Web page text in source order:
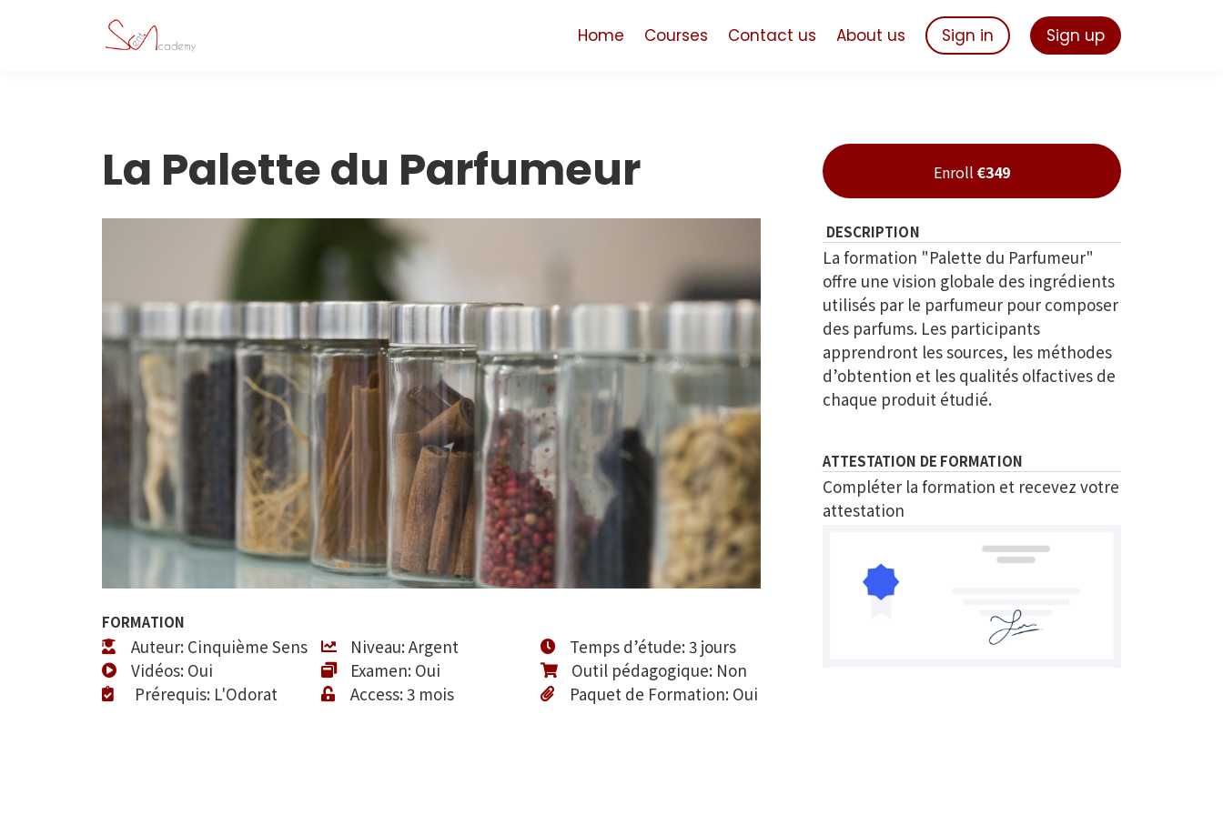
Home Courses Contact us About us Sign in Sign up
La Palette du Parfumeur
FORMATION
Auteur: Cinquième Sens Niveau: Argent
Temps d’étude: 3 jours
Vidéos: Oui
Examen: Oui
Outil pédagogique: Non
Prérequis: L'Odorat
Access: 3 mois Paquet de Formation: Oui
Enroll €349
DESCRIPTION
La formation "Palette du Parfumeur"
offre une vision globale des ingrédients
utilisés par le parfumeur pour composer
des parfums. Les participants
apprendront les sources, les méthodes
d’obtention et les qualités olfactives de
chaque produit étudié.
ATTESTATION DE FORMATION
Compléter la formation et recevez votre
attestation